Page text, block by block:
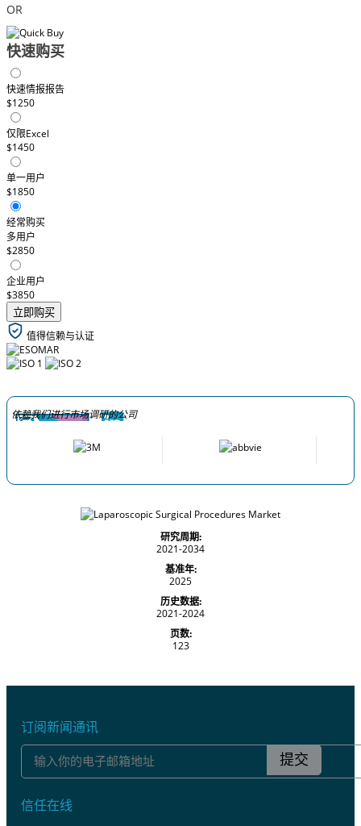
OR
快速购买
快速情报报告
$1250
仅限Excel
$1450
单一用户
$1850
经常购买
多用户
$2850
企业用户
$3850
立即购买
值得信赖与认证
依赖我们进行市场调研的公司
研究周期:
2021-2034
基准年:
2025
历史数据:
2021-2024
页数:
123
订阅新闻通讯
提交
信任在线